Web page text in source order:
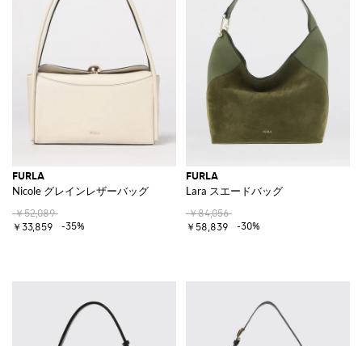
FURLA
Nicole グレインレザーバッグ
￥52,089
￥33,859
-35%
FURLA
Lara スエードバッグ
￥84,056
￥58,839
-30%